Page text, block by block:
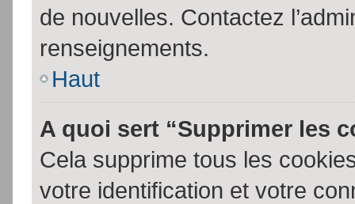
de nouvelles. Contactez
renseignements.
Haut
A quoi sert “Supprimer les
Cela supprime tous les
votre identification et votre